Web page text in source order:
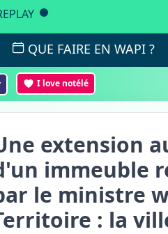
QUE FAIRE EN WAPI ?
I love notélé
extension
immeuble
le ministre
: la